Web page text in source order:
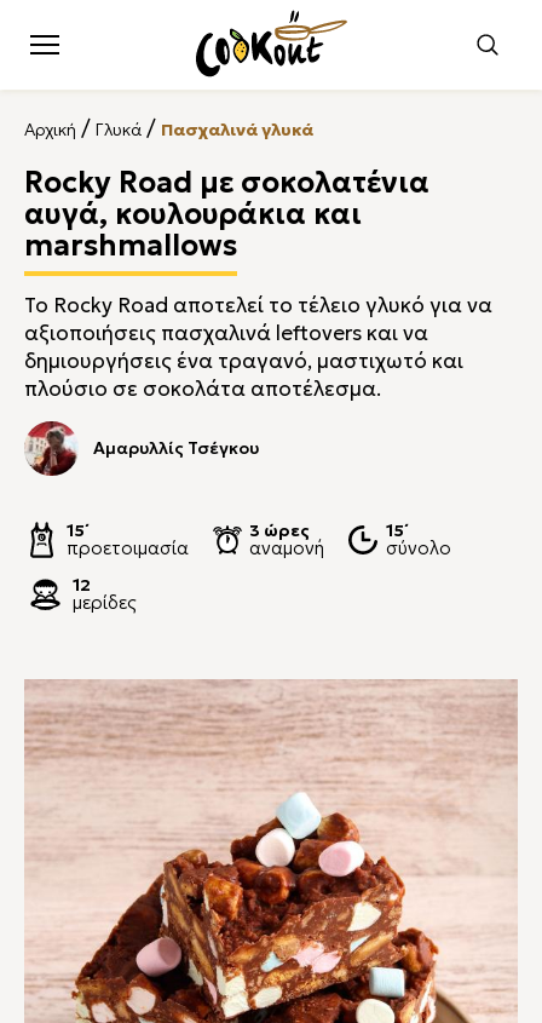
Αρχική / Γλυκά / Πασχαλινά γλυκά
Rocky Road με σοκολατένια
αυγά, κουλουράκια και
marshmallows
Το Rocky Road αποτελεί το τέλειο γλυκό για να
αξιοποιήσεις πασχαλινά leftovers και να
δημιουργήσεις ένα τραγανό, μαστιχωτό και
πλούσιο σε σοκολάτα αποτέλεσμα.
Αμαρυλλίς Τσέγκου
15΄
προετοιμασία
3 ώρες
αναμονή
15΄
σύνολο
12
μερίδες